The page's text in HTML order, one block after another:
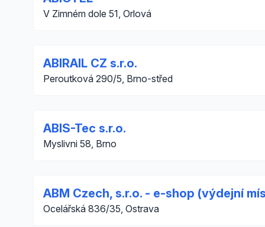
V Zimném dole 51, Orlová
ABIRAIL CZ s.r.o.
Peroutková 290/5, Brno-střed
ABIS-Tec s.r.o.
Myslivni 58, Brno
ABM Czech, s.r.o. - e-shop (výdejní
Ocelářská 836/35, Ostrava